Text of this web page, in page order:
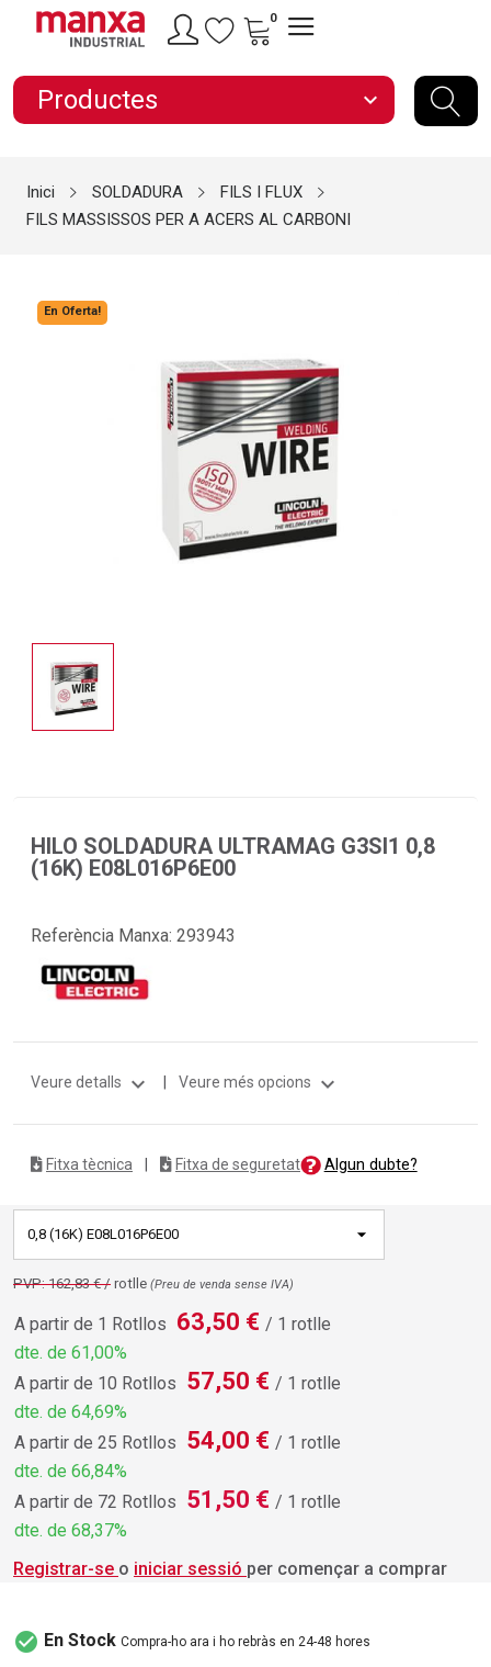
0
Productes expand_more
Inici SOLDADURA
FILS I FLUX
FILS MASSISSOS PER A ACERS AL CARBONI
En Oferta!
HILO SOLDADURA ULTRAMAG G3SI1 0,8
(16K) E08L016P6E00
Referència Manxa: 293943
Veure detalls expand_more Veure més opcions expand_more
Fitxa tècnica Fitxa de seguretat Algun dubte?
0,8 (16K) E08L016P6E00
PVP: 162,83 € / rotlle (Preu de venda sense IVA)
A partir de 1 Rotllos 63,50 € / 1 rotlle
dte. de 61,00%
A partir de 10 Rotllos 57,50 € / 1 rotlle
dte. de 64,69%
A partir de 25 Rotllos 54,00 € / 1 rotlle
dte. de 66,84%
A partir de 72 Rotllos 51,50 € / 1 rotlle
dte. de 68,37%
Registrar-se o iniciar sessió per començar a comprar
check_circle En Stock Compra-ho ara i ho rebràs en 24-48 hores